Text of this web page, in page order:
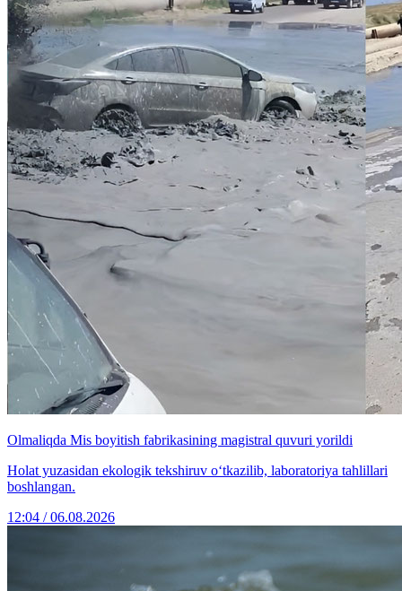
Olmaliqda Mis boyitish fabrikasining magistral quvuri yorildi
Holat yuzasidan ekologik tekshiruv o‘tkazilib, laboratoriya tahlillari
boshlangan.
12:04 / 06.08.2026